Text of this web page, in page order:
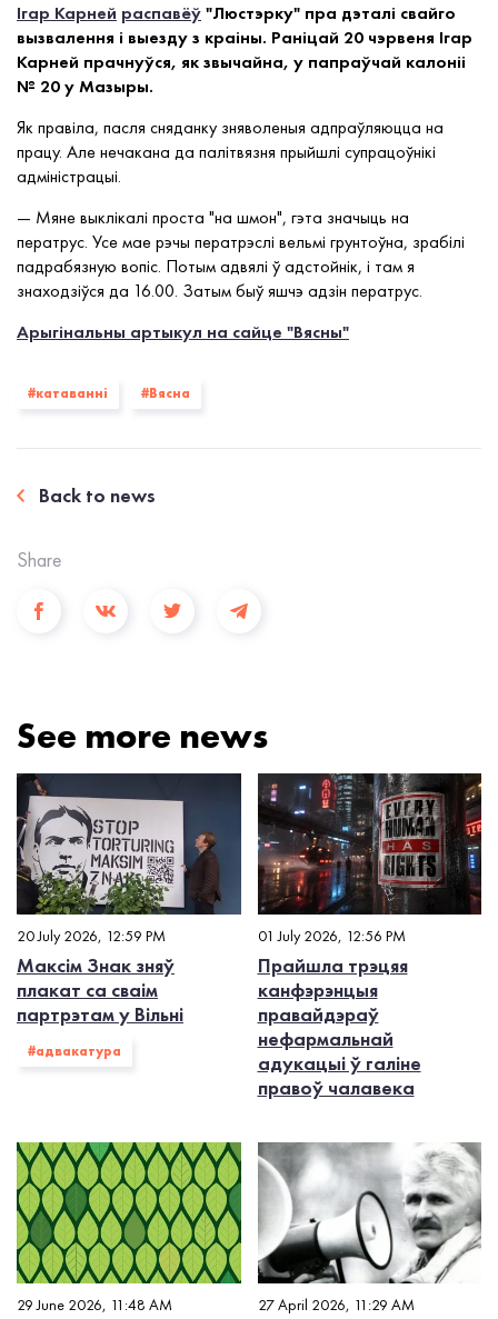
Ігар Карней распавёў"Люстэрку" пра дэталі свайго
вызвалення і выезду з краіны. Раніцай 20 чэрвеня Ігар
Карней прачнуўся, як звычайна, у папраўчай калоніі
№ 20 у Мазыры.
Як правіла, пасля сняданку зняволеныя адпраўляюцца на
працу. Але нечакана да палітвязня прыйшлі супрацоўнікі
адміністрацыі.
— Мяне выклікалі проста "на шмон", гэта значыць на
ператрус. Усе мае рэчы ператрэслі вельмі грунтоўна, зрабілі
падрабязную вопіс. Потым адвялі ў адстойнік, і там я
знаходзіўся да 16.00. Затым быў яшчэ адзін ператрус.
Арыгінальны артыкул на сайце "Вясны"
#катаванні #Вясна
Back to news
Share
See more news
20 July 2026, 12:59 PM
Максім Знак зняў
плакат са сваім
партрэтам у Вільні
#адвакатура
01 July 2026, 12:56 PM
Прайшла трэцяя
канфэрэнцыя
правайдэраў
нефармальнай
адукацыі ў галіне
правоў чалавека
29 June 2026, 11:48 AM 27 April 2026, 11:29 AM